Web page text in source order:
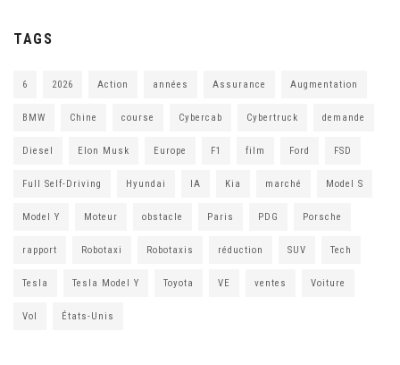
TAGS
6 2026 Action années Assurance Augmentation
BMW Chine course Cybercab Cybertruck demande
Diesel Elon Musk Europe F1 film Ford FSD
Full Self-Driving Hyundai IA Kia marché Model S
Model Y Moteur obstacle Paris PDG Porsche
rapport Robotaxi Robotaxis réduction SUV Tech
Tesla Tesla Model Y Toyota VE ventes Voiture
Vol États-Unis